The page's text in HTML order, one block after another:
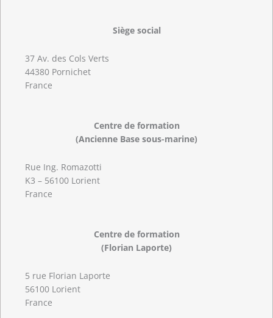
Siège social
37 Av. des Cols Verts
44380 Pornichet
France
Centre de formation
(Ancienne Base sous-marine)
Rue Ing. Romazotti
K3 – 56100 Lorient
France
Centre de formation
(Florian Laporte)
5 rue Florian Laporte
56100 Lorient
France